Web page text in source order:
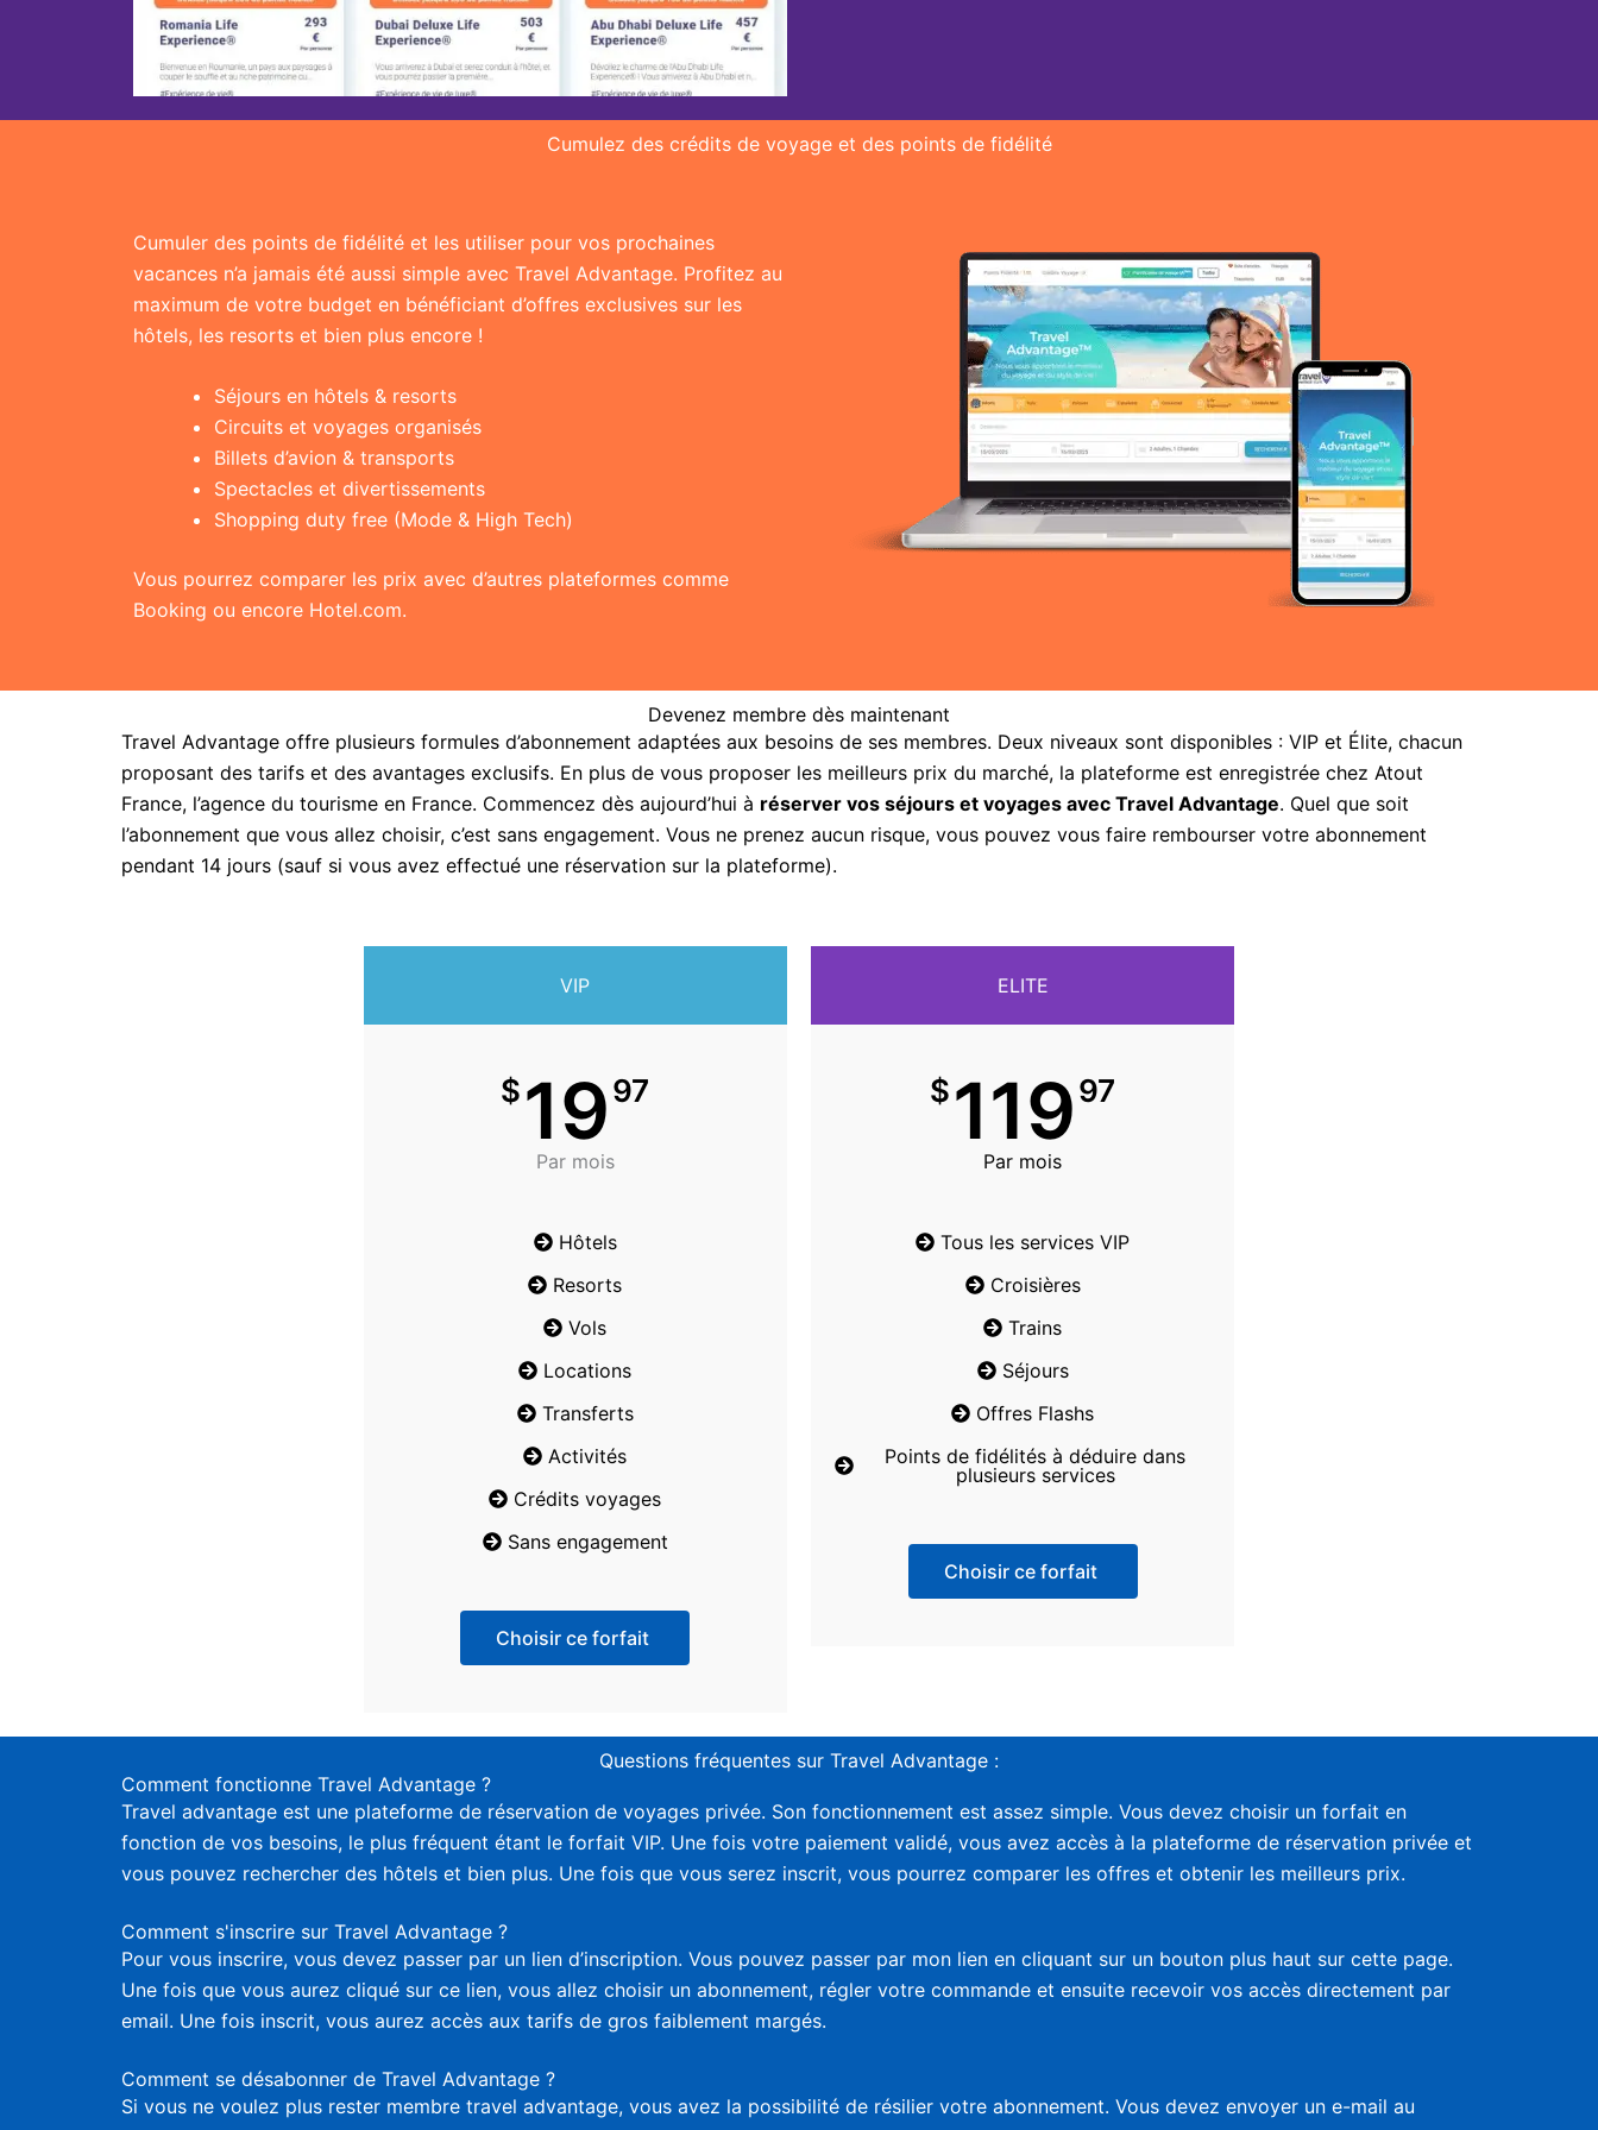
Cumulez des crédits de voyage et des points de fidélité
Cumuler des points de fidélité et les utiliser pour vos prochaines
vacances n’a jamais été aussi simple avec Travel Advantage. Profitez au
maximum de votre budget en bénéficiant d’offres exclusives sur les
hôtels, les resorts et bien plus encore !
Séjours en hôtels & resorts
Circuits et voyages organisés
Billets d’avion & transports
Spectacles et divertissements
Shopping duty free (Mode & High Tech)
Vous pourrez comparer les prix avec d’autres plateformes comme
Booking ou encore Hotel.com.
Devenez membre dès maintenant
Travel Advantage offre plusieurs formules d’abonnement adaptées aux besoins de ses membres. Deux niveaux sont disponibles : VIP et Élite, chacun
proposant des tarifs et des avantages exclusifs. En plus de vous proposer les meilleurs prix du marché, la plateforme est enregistrée chez Atout
France, l’agence du tourisme en France. Commencez dès aujourd’hui à réserver vos séjours et voyages avec Travel Advantage. Quel que soit
l’abonnement que vous allez choisir, c’est sans engagement. Vous ne prenez aucun risque, vous pouvez vous faire rembourser votre abonnement
pendant 14 jours (sauf si vous avez effectué une réservation sur la plateforme).
VIP
$1997
Par mois
Hôtels
Resorts
Vols
Locations
Transferts
Activités
Crédits voyages
Sans engagement
Choisir ce forfait
ELITE
$11997
Par mois
Tous les services VIP
Croisières
Trains
Séjours
Offres Flashs
Points de fidélités à déduire dans
plusieurs services
Choisir ce forfait
Questions fréquentes sur Travel Advantage :
Comment fonctionne Travel Advantage ?
Travel advantage est une plateforme de réservation de voyages privée. Son fonctionnement est assez simple. Vous devez choisir un forfait en
fonction de vos besoins, le plus fréquent étant le forfait VIP. Une fois votre paiement validé, vous avez accès à la plateforme de réservation privée et
vous pouvez rechercher des hôtels et bien plus. Une fois que vous serez inscrit, vous pourrez comparer les offres et obtenir les meilleurs prix.
Comment s'inscrire sur Travel Advantage ?
Pour vous inscrire, vous devez passer par un lien d’inscription. Vous pouvez passer par mon lien en cliquant sur un bouton plus haut sur cette page.
Une fois que vous aurez cliqué sur ce lien, vous allez choisir un abonnement, régler votre commande et ensuite recevoir vos accès directement par
email. Une fois inscrit, vous aurez accès aux tarifs de gros faiblement margés.
Comment se désabonner de Travel Advantage ?
Si vous ne voulez plus rester membre travel advantage, vous avez la possibilité de résilier votre abonnement. Vous devez envoyer un e-mail au